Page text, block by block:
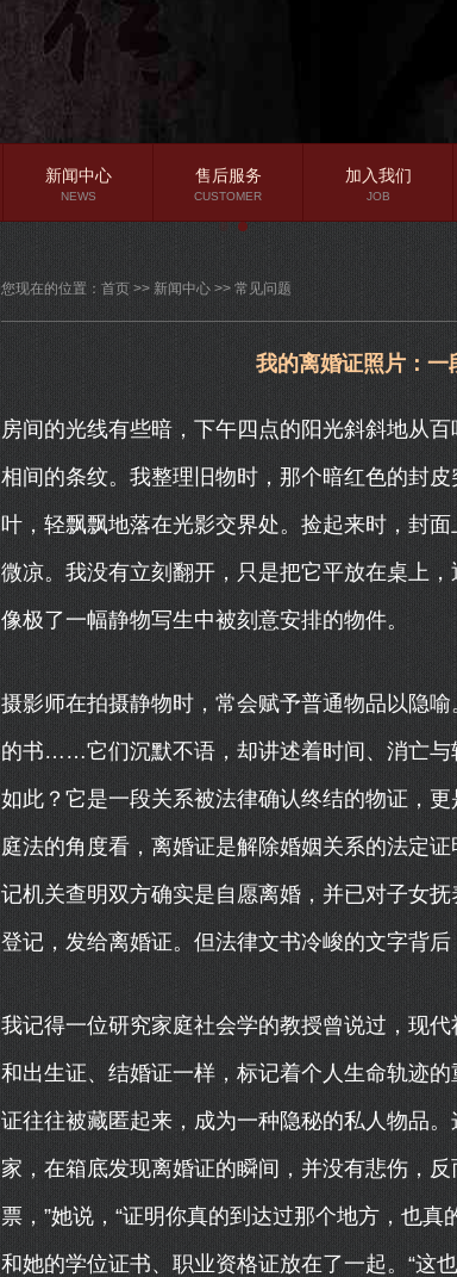
行业资讯
常见问题
新闻中心
NEWS
售后服务
CUSTOMER
加入我们
JOB
您现在的位置： 首页 >> 新闻中心 >> 常见问题
我的离婚证照片：
房间的光线有些暗，下午四点的阳光斜斜地从
相间的条纹。我整理旧物时，那个暗红色的封
叶，轻飘飘地落在光影交界处。捡起来时，封
微凉。我没有立刻翻开，只是把它平放在桌上
像极了一幅静物写生中被刻意安排的物件。
摄影师在拍摄静物时，常会赋予普通物品以隐
的书……它们沉默不语，却讲述着时间、消亡与
如此？它是一段关系被法律确认终结的物证，
庭法的角度看，离婚证是解除婚姻关系的法定
记机关查明双方确实是自愿离婚，并已对子女
登记，发给离婚证。但法律文书冷峻的文字背后
我记得一位研究家庭社会学的教授曾说过，现
和出生证、结婚证一样，标记着个人生命轨迹
证往往被藏匿起来，成为一种隐秘的私人物品
家，在箱底发现离婚证的瞬间，并没有悲伤，
票，”她说，“证明你真的到达过那个地方，也
和她的学位证书、职业资格证放在了一起。“这